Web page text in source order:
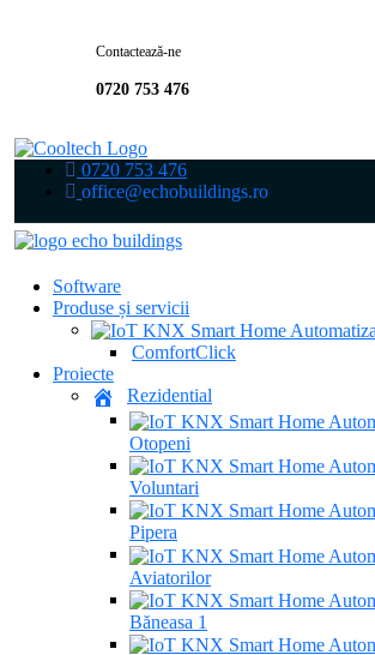
Contactează-ne
0720 753 476
0720 753 476
office@echobuildings.ro
Software
Produse și servicii
ComfortClick
Proiecte
Rezidential
Otopeni
Voluntari
Pipera
Aviatorilor
Băneasa 1